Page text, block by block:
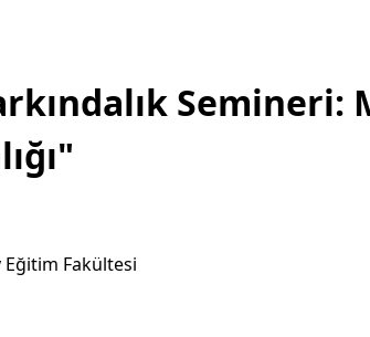
Semineri:
Eğitim Fakültesi